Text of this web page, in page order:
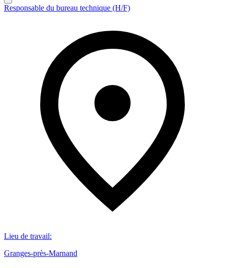
Responsable du bureau technique (H/F)
Lieu de travail:
Granges-près-Marnand